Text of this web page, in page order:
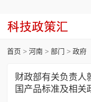
首页 > 河南 > 部门 > 政府
财政部有关负责人
国产品标准及相关